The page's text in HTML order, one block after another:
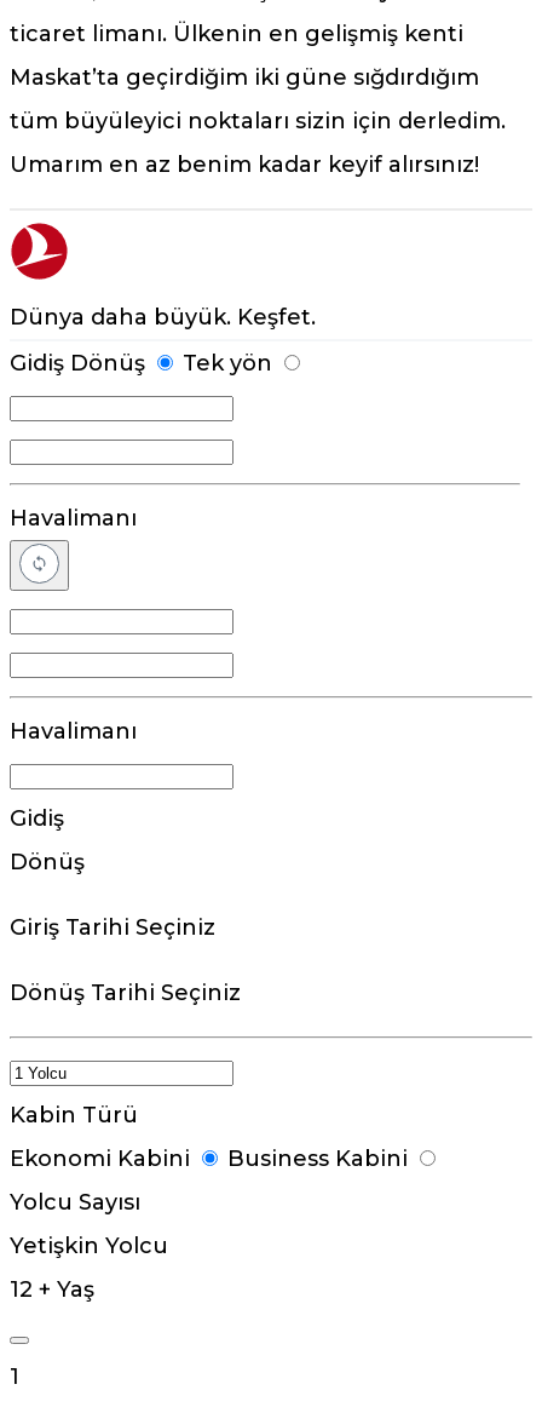
ticaret limanı. Ülkenin en gelişmiş kenti
Maskat’ta geçirdiğim iki güne sığdırdığım
tüm büyüleyici noktaları sizin için derledim.
Umarım en az benim kadar keyif alırsınız!
Dünya daha büyük. Keşfet.
Gidiş Dönüş
Tek yön
Havalimanı
Havalimanı
Gidiş
Dönüş
Giriş Tarihi Seçiniz
Dönüş Tarihi Seçiniz
Kabin Türü
Ekonomi Kabini
Business Kabini
Yolcu Sayısı
Yetişkin Yolcu
12 + Yaş
1